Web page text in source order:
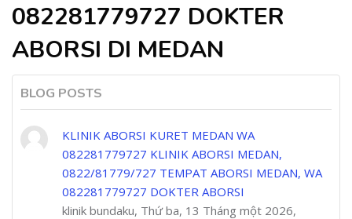
082281779727 DOKTER
ABORSI DI MEDAN
BLOG POSTS
KLINIK ABORSI KURET MEDAN WA
082281779727 KLINIK ABORSI MEDAN,
0822/81779/727 TEMPAT ABORSI MEDAN, WA
082281779727 DOKTER ABORSI
klinik bundaku, Thứ ba, 13 Tháng một 2026,